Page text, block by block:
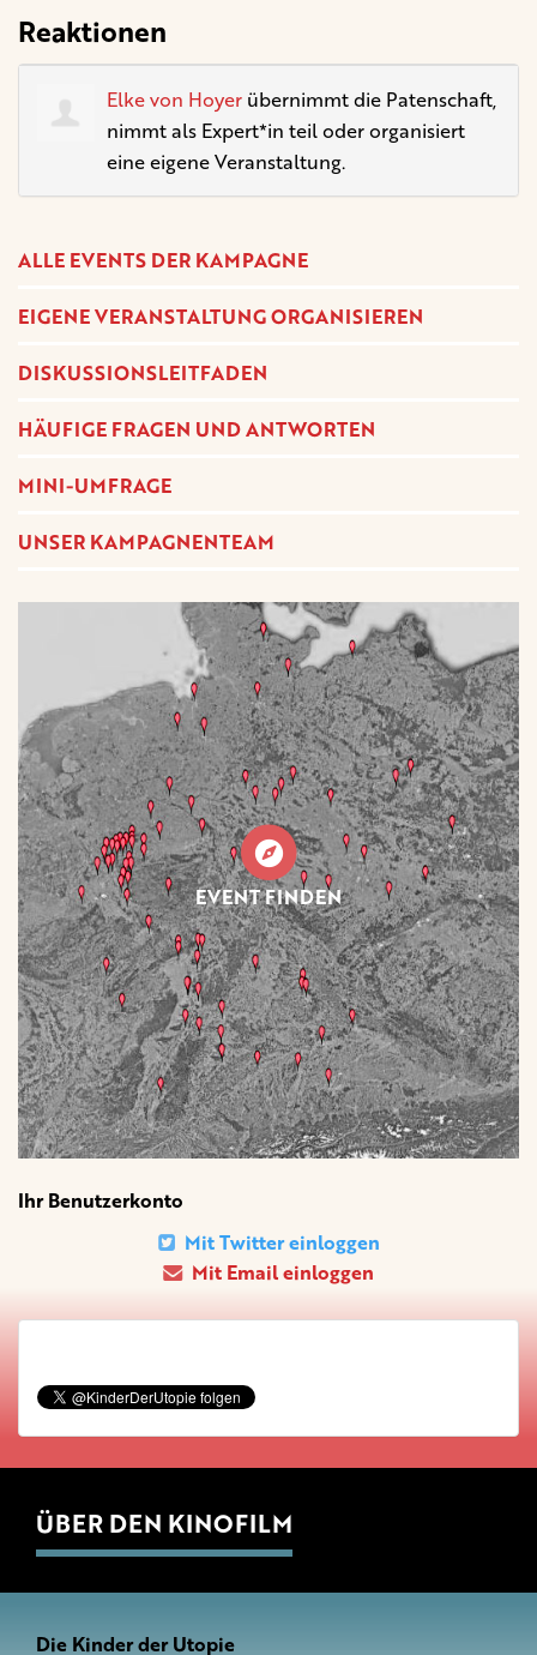
Reaktionen
Elke von Hoyer übernimmt die Patenschaft,
nimmt als Expert*in teil oder organisiert
eine eigene Veranstaltung.
ALLE EVENTS DER KAMPAGNE
EIGENE VERANSTALTUNG ORGANISIEREN
DISKUSSIONSLEITFADEN
HÄUFIGE FRAGEN UND ANTWORTEN
MINI-UMFRAGE
UNSER KAMPAGNENTEAM
EVENT FINDEN
Ihr Benutzerkonto
Mit Twitter einloggen
Mit Email einloggen
ÜBER DEN KINOFILM
Die Kinder der Utopie